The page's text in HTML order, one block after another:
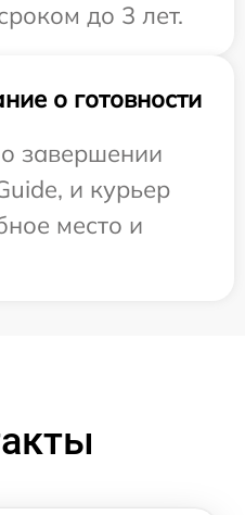
до 3 лет.
о готовности
завершении
и курьер
место и